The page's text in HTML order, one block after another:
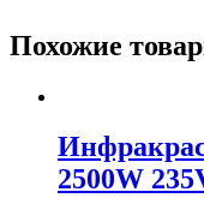
Похожие
2500W